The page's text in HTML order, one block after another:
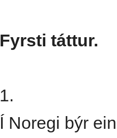
Fyrsti táttur.
1.
Í Noregi býr